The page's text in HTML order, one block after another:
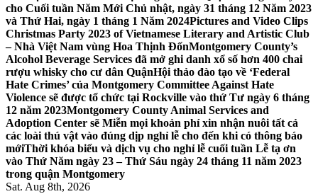
cho Cuối tuần Năm Mới Chủ nhật, ngày 31 tháng 12 Năm 2023
và Thứ Hai, ngày 1 tháng 1 Năm 2024Pictures and Video Clips
Christmas Party 2023 of Vietnamese Literary and Artistic Club
– Nhà Việt Nam vùng Hoa Thịnh ĐốnMontgomery County’s
Alcohol Beverage Services đã mở ghi danh xổ số hơn 400 chai
rượu whisky cho cư dân QuậnHội thảo đào tạo về ‘Federal
Hate Crimes’ của Montgomery Committee Against Hate
Violence sẽ được tổ chức tại Rockville vào thứ Tư ngày 6 tháng
12 năm 2023Montgomery County Animal Services and
Adoption Center sẽ Miễn mọi khoản phí xin nhận nuôi tất cả
các loài thú vật vào đúng dịp nghỉ lễ cho đến khi có thông báo
mớiThời khóa biểu và dịch vụ cho nghỉ lễ cuối tuần Lễ tạ ơn
vào Thứ Năm ngày 23 – Thứ Sáu ngày 24 tháng 11 năm 2023
trong quận Montgomery
Sat. Aug 8th, 2026